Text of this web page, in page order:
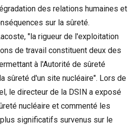
des relations humaines et
sur la sûreté.
"la rigueur de l'exploitation
de travail constituent deux des
à l'Autorité de sûreté
sûreté d'un site nucléaire". Lors de
le directeur de la DSIN a exposé
nucléaire et commenté les
significatifs survenus sur le